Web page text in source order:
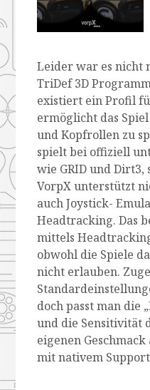
Leider war es nicht
TriDef 3D
existiert ein Profil
ermöglicht das
und Kopfrollen zu
spielt bei offiziell
wie GRID und
VorpX unterstützt
auch Joystick-
Headtracking. Das
mittels
obwohl die Spiele
nicht erlauben.
doch passt man die
und die Sensitivität
eigenen
mit nativem